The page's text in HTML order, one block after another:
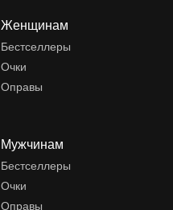
Бестселлеры
Женщинам
Очки
Оправы
Бестселлеры
Мужчинам
Очки
Оправы